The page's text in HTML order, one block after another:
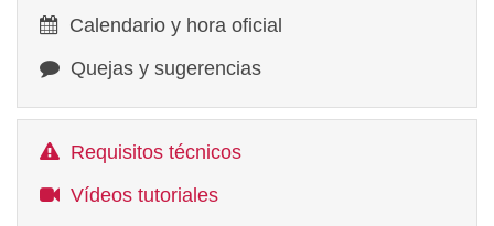
Calendario y hora oficial
Quejas y sugerencias
Requisitos técnicos
Vídeos tutoriales